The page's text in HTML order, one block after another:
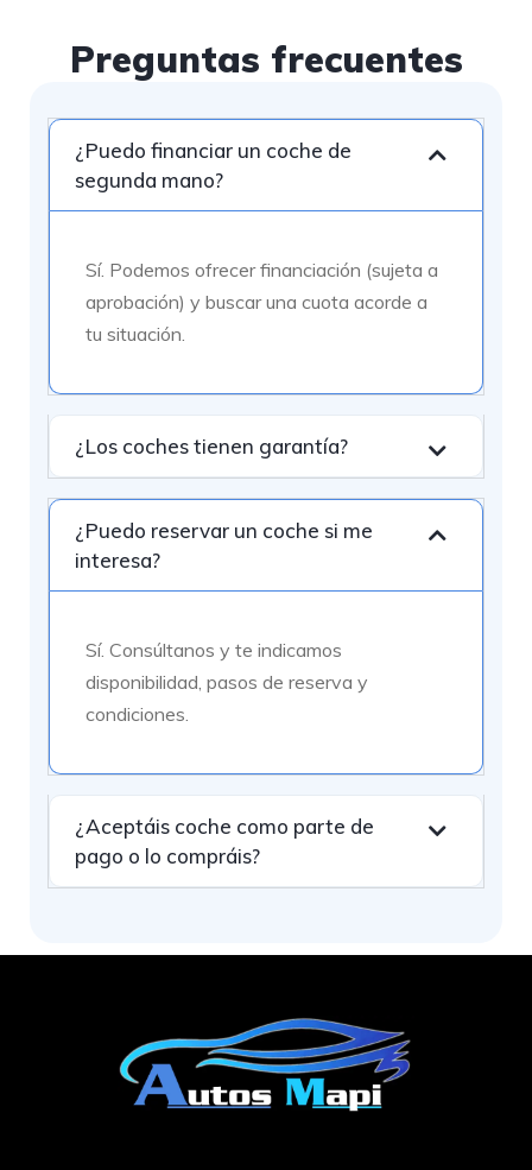
Preguntas frecuentes
¿Puedo financiar un coche de
segunda mano?
Sí. Podemos ofrecer financiación (sujeta a
aprobación) y buscar una cuota acorde a
tu situación.
¿Los coches tienen garantía?
¿Puedo reservar un coche si me
interesa?
Sí. Consúltanos y te indicamos
disponibilidad, pasos de reserva y
condiciones.
¿Aceptáis coche como parte de
pago o lo compráis?